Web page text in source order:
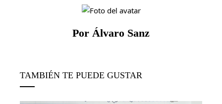
Por Álvaro Sanz
TAMBIÉN TE PUEDE GUSTAR